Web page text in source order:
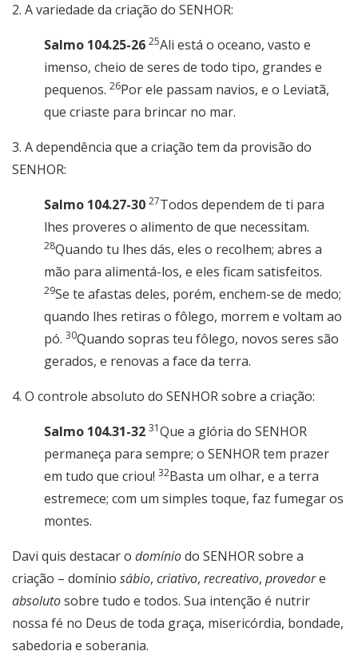
2. A variedade da criação do SENHOR:
Salmo 104.25-26 25Ali está o oceano, vasto e
imenso, cheio de seres de todo tipo, grandes e
pequenos. 26Por ele passam navios, e o Leviatã,
que criaste para brincar no mar.
3. A dependência que a criação tem da provisão do
SENHOR:
Salmo 104.27-30 27Todos dependem de ti para
lhes proveres o alimento de que necessitam.
28Quando tu lhes dás, eles o recolhem; abres a
mão para alimentá-los, e eles ficam satisfeitos.
29Se te afastas deles, porém, enchem-se de medo;
quando lhes retiras o fôlego, morrem e voltam ao
pó. 30Quando sopras teu fôlego, novos seres são
gerados, e renovas a face da terra.
4. O controle absoluto do SENHOR sobre a criação:
Salmo 104.31-32 31Que a glória do SENHOR
permaneça para sempre; o SENHOR tem prazer
em tudo que criou! 32Basta um olhar, e a terra
estremece; com um simples toque, faz fumegar os
montes.
Davi quis destacar o domíniodo SENHOR sobre a
criação – domínio sábio, criativo, recreativo, provedore
absolutosobre tudo e todos. Sua intenção é nutrir
nossa fé no Deus de toda graça, misericórdia, bondade,
sabedoria e soberania.